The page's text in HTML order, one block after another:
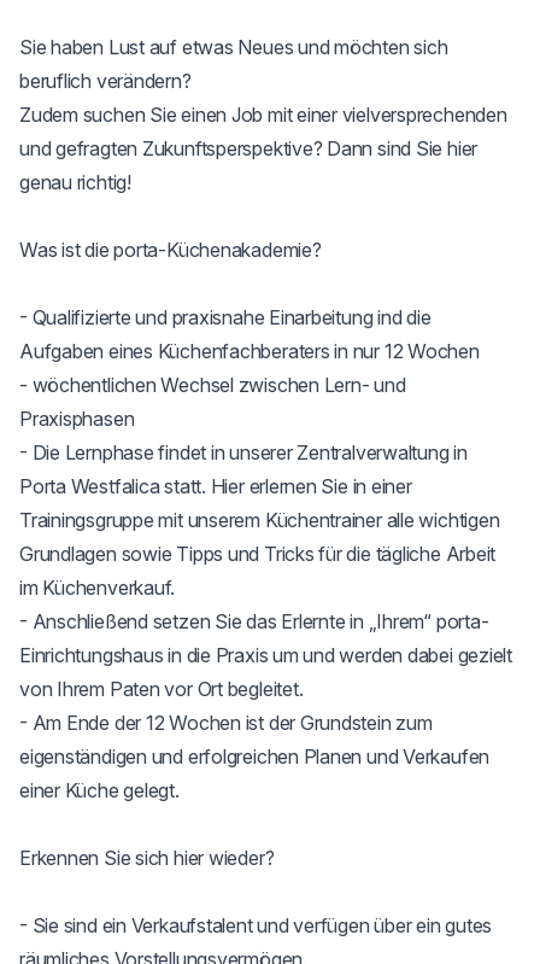
Sie haben Lust auf etwas Neues und möchten sich
beruflich verändern?
Zudem suchen Sie einen Job mit einer vielversprechenden
und gefragten Zukunftsperspektive? Dann sind Sie hier
genau richtig!
Was ist die porta-Küchenakademie?
- Qualifizierte und praxisnahe Einarbeitung ind die
Aufgaben eines Küchenfachberaters in nur 12 Wochen
- wöchentlichen Wechsel zwischen Lern- und
Praxisphasen
- Die Lernphase findet in unserer Zentralverwaltung in
Porta Westfalica statt. Hier erlernen Sie in einer
Trainingsgruppe mit unserem Küchentrainer alle wichtigen
Grundlagen sowie Tipps und Tricks für die tägliche Arbeit
im Küchenverkauf.
- Anschließend setzen Sie das Erlernte in „Ihrem“ porta-
Einrichtungshaus in die Praxis um und werden dabei gezielt
von Ihrem Paten vor Ort begleitet.
- Am Ende der 12 Wochen ist der Grundstein zum
eigenständigen und erfolgreichen Planen und Verkaufen
einer Küche gelegt.
Erkennen Sie sich hier wieder?
- Sie sind ein Verkaufstalent und verfügen über ein gutes
räumliches Vorstellungsvermögen.